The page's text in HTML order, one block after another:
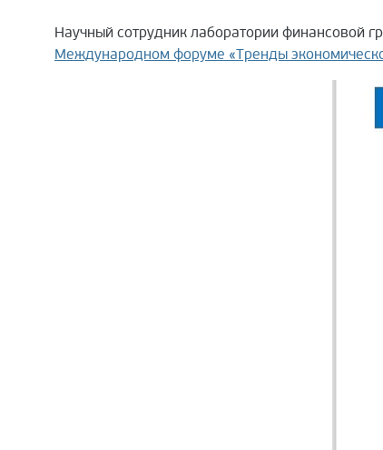
Научный сотрудник лаборатории финансовой
Международном форуме «Тренды